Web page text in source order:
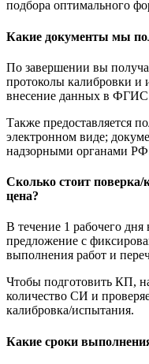
подбора оптимального
Какие документы мы
По завершении вы
протоколы калибровки
внесение данных в
Также предоставляется
электронном виде;
надзорными органами
Сколько стоит поверка/
цена?
В течение 1 рабочего дня
предложение с
выполнения работ и
Чтобы подготовить КП,
количество СИ и
калибровка/испытания.
Какие сроки